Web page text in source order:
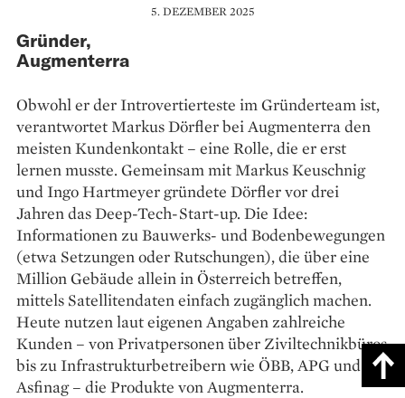
5. DEZEMBER 2025
Gründer,
Augmenterra
Obwohl er der Introvertierteste im Gründerteam ist,
verantwortet Markus Dörfler bei Augmenterra den
meisten Kundenkontakt – eine Rolle, die er erst
lernen musste. Gemeinsam mit Markus Keuschnig
und Ingo Hartmeyer gründete Dörfler vor drei
Jahren das Deep-Tech-Start-up. Die Idee:
Informationen zu Bauwerks- und Bodenbewegungen
(etwa Setzungen oder Rutschungen), die über eine
Million Gebäude allein in Österreich betreffen,
mittels Satellitendaten einfach zugänglich machen.
Heute nutzen laut eigenen Angaben zahlreiche
Kunden – von Privatpersonen über Ziviltechnikbüros
bis zu Infrastrukturbetreibern wie ÖBB, APG und
Asfinag – die Produkte von Augmenterra.